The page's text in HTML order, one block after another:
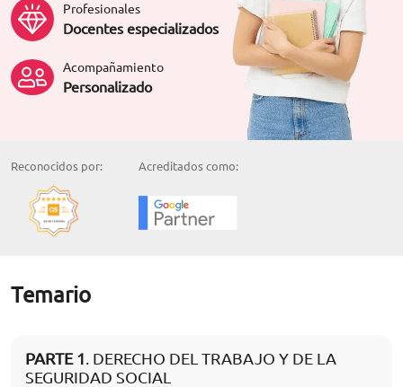
Profesionales
Docentes especializados
Acompañamiento
Personalizado
Reconocidos por: Acreditados como:
Temario
PARTE 1. DERECHO DEL TRABAJO Y DE LA
SEGURIDAD SOCIAL